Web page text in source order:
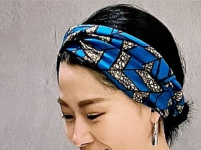
アパレル部門 物販部門 NEXT AGE